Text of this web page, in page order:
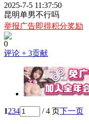
2025-7-5 11:37:50
昆明单男不行吗
举报广告即得积分奖励
0
评论 + 3贡献
1234 / 4 页下一页